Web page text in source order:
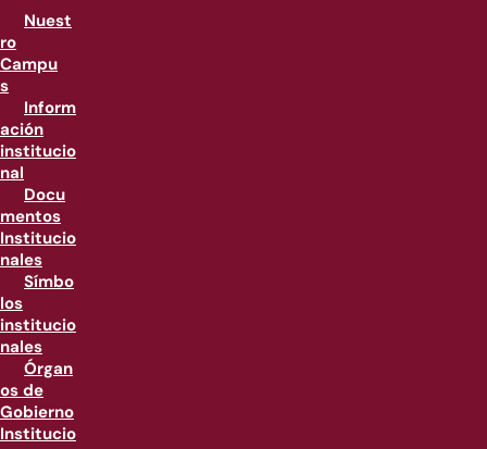
Nuest
ro
Campu
s
Inform
ación
institucio
nal
Docu
mentos
Institucio
nales
Símbo
los
institucio
nales
Órgan
os de
Gobierno
Institucio